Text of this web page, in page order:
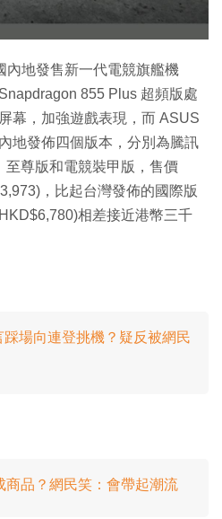
內地發售新一代電競旗艦機
855 Plus 超頻版處
幕，加強遊戲表現，而 ASUS
地發佈四個版本，分別為騰訊
尊版和電競裝甲版，售價
，比起台灣發佈的國際版
相差接近港幣三千
場向連登挑機？疑反被網民
商品？網民笑：會帶起潮流